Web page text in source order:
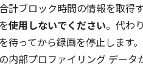
合計ブロック時間の情報を取得
を使用しないでください。代わ
を待ってから録画を停止します。
の内部プロファイリング データ